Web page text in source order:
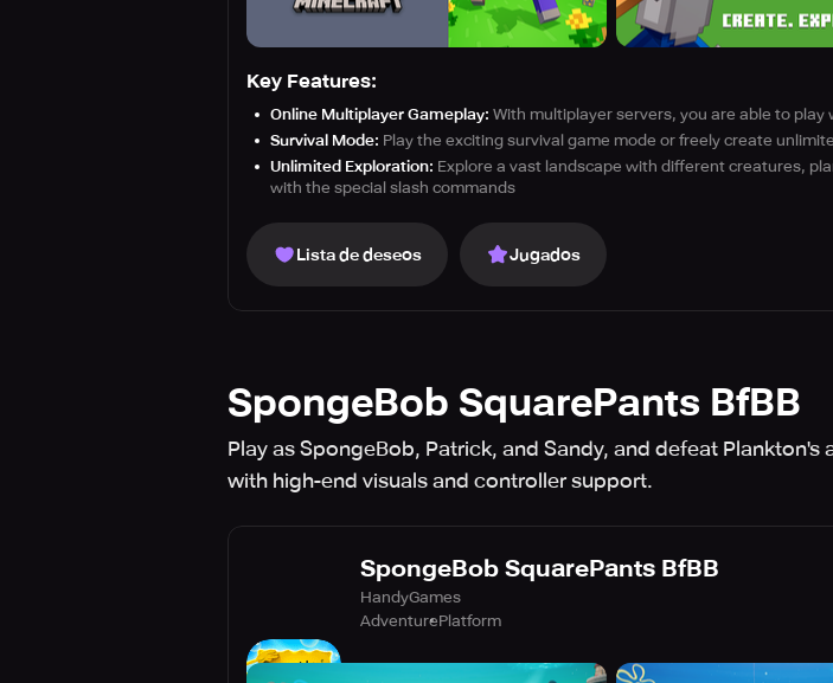
Key Features:
Online Multiplayer Gameplay: With multiplayer servers, you are able to
Survival Mode: Play the exciting survival game mode or freely create
Unlimited Exploration: Explore a vast landscape with different creatures,
with the special slash commands
Lista de deseos Jugados
SpongeBob SquarePants BfBB
Play as SpongeBob, Patrick, and Sandy, and defeat
with high-end visuals and controller support.
SpongeBob SquarePants BfBB
HandyGames
AdventurePlatform